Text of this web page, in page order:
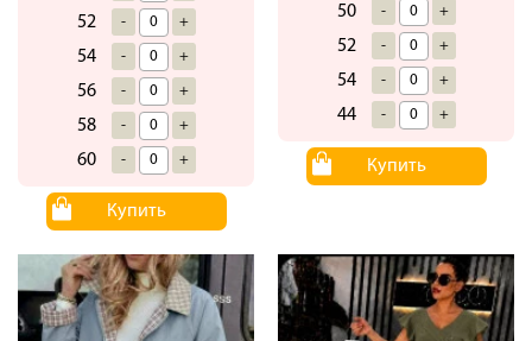
52 - +
54 - +
56 - +
58 - +
60 - +
Купить
50 - +
52 - +
54 - +
44 - +
Купить